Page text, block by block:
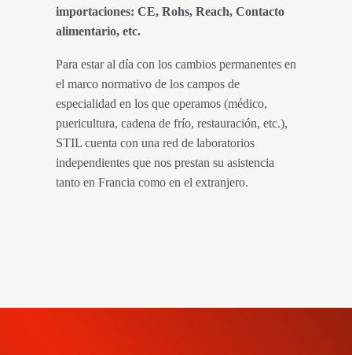
importaciones: CE, Rohs, Reach, Contacto
alimentario, etc.
Para estar al día con los cambios permanentes en
el marco normativo de los campos de
especialidad en los que operamos (médico,
puericultura, cadena de frío, restauración, etc.),
STIL cuenta con una red de laboratorios
independientes que nos prestan su asistencia
tanto en Francia como en el extranjero.